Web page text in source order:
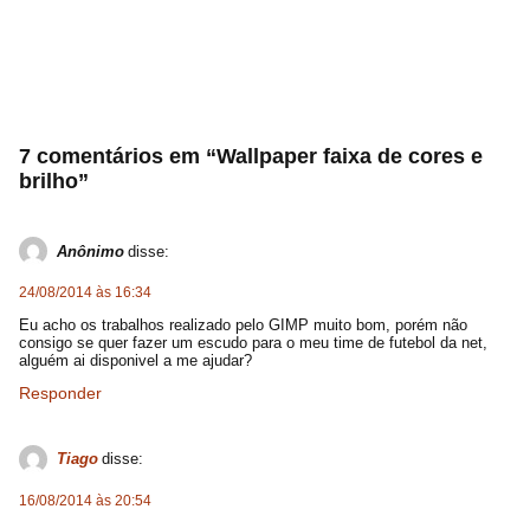
7 comentários em “Wallpaper faixa de cores e
brilho”
Anônimo disse:
24/08/2014 às 16:34
Eu acho os trabalhos realizado pelo GIMP muito bom, porém não
consigo se quer fazer um escudo para o meu time de futebol da net,
alguém ai disponivel a me ajudar?
Responder
Tiago disse:
16/08/2014 às 20:54